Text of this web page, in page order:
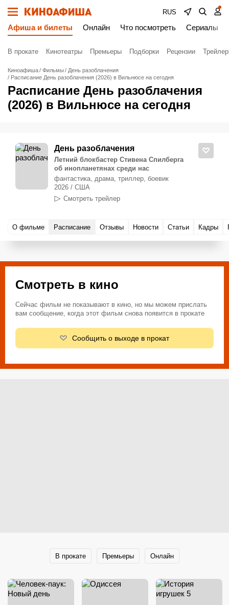
RUS
Афиша и билеты Онлайн Что посмотреть Сериалы
В прокате Кинотеатры Премьеры Подборки Рецензии
Киноафиша Фильмы
День разоблачения
Расписание День разоблачения (2026) в Вильнюсе на сегодня
Расписание День разоблачения
(2026) в Вильнюсе на сегодня
День разоблачения
Летний блокбастер Стивена Спилберга
об инопланетянах среди нас
фантастика, драма, триллер, боевик
2026 / США
Смотреть трейлер
О фильме Расписание Отзывы Новости Статьи Кадры
Смотреть в кино
Сейчас фильм не показывают в кино, но мы можем прислать
вам сообщение, когда этот фильм снова появится в прокате
Сообщить о выходе в прокат
В прокате Премьеры Онлайн